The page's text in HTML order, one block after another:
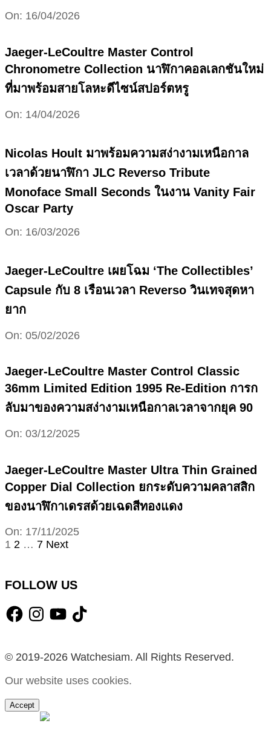
2026-
On: 16/04/2026
Jaeger-LeCoultre Master Control
Chronometre Collection นาฬิกาคอลเลกชันใหม่
ที่มาพร้อมสายโลหะดีไซน์สปอร์ตหรู
2026-
On: 14/04/2026
Nicolas Hoult มาพร้อมความสง่างามเหนือกาล
เวลาด้วยนาฬิกา JLC Reverso Tribute
Monoface Small Seconds ในงาน Vanity Fair
Oscar Party
2026-
On: 16/03/2026
Jaeger-LeCoultre เผยโฉม ‘The Collectibles’
Capsule กับ 8 เรือนเวลา Reverso วินเทจสุดหา
ยาก
2026-
On: 05/02/2026
Jaeger-LeCoultre Master Control Classic
36mm Limited Edition 1995 Re-Edition การก
ลับมาของความสง่างามเหนือกาลเวลาจากยุค 90
2025-
On: 03/12/2025
Jaeger-LeCoultre Master Ultra Thin Grained
Copper Dial Collection ยกระดับความคลาสสิก
ของนาฬิกาเดรสด้วยเฉดสีทองแดง
2025-
11-
On: 17/11/2025
Posts
1 2 … 7 Next
FOLLOW US
FacebookInstagramYouTube
TikTok
© 2019-2026 Watchesiam. All Rights Reserved.
Our website uses cookies.
Accept